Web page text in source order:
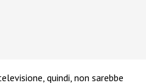
quindi, non sarebbe